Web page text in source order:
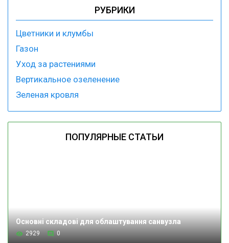
РУБРИКИ
Цветники и клумбы
Газон
Уход за растениями
Вертикальное озеленение
Зеленая кровля
ПОПУЛЯРНЫЕ СТАТЬИ
Основні складові для облаштування санвузла
2929 0